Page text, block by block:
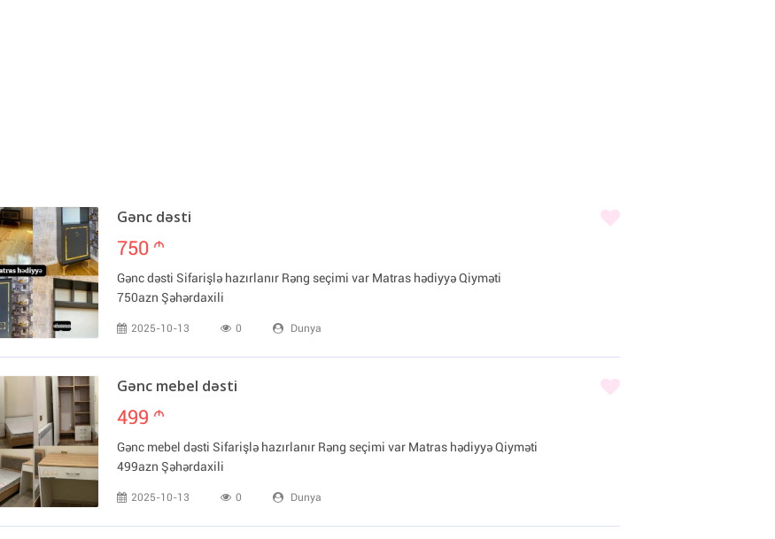
Gənc dəsti
750 m
Gənc dəsti Sifarişlə hazırlanır Rəng seçimi var Matras hədiyyə Qiyməti
750azn Şəhərdaxili
2025-10-13 0 Dunya
Gənc mebel dəsti
499 m
Gənc mebel dəsti Sifarişlə hazırlanır Rəng seçimi var Matras hədiyyə Qiyməti
499azn Şəhərdaxili
2025-10-13 0 Dunya